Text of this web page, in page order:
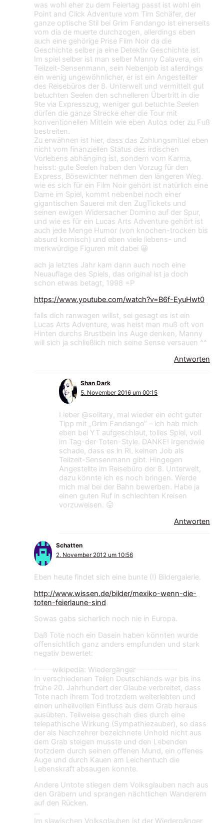
was wohl eher zu dem Feiertag passt ist wohl ein
Point and Click Adventure vom Tim Schäfer, der
ganze optische Stil bei Grim Fandango ist einerseits
vom dia de muerte durchzogen, allerdings eben
auch eine gehörige Prise Film Noir da die
Geschichte selber ja eine Detektiv Geschichte ist.
Im spiel selber ist man selber Manny Calavera, ein
Teilzeit-Sensenmann, sein Nebenjob ist allerdings
ein wenig ungewöhnlicher, er ist ein Angestellter
des Reisebüros der 8. Unterwelt und vermittelt gut
betuchten Seelen den schnelleren Übertritt in die
9te via Expresszug, weniger gut betuchte Seelen
dürfen die ganze Strecke eher die Tour mit
konventionellen Mitteln wie eben Autos oder zu Fuß
bestreiten.
Zu erwähnen ist hier, dass das Zahlungsmittel eben
nicht vom finanziellen Status des irdischen
Vorlebens abhänging ist, sondern vom Karma,
heisst: gute Seelen haben den Vorzug für den
Express, Bösewichter nehmen den längeren Weg.
wie es sich für ein Film Noir gehört ist natürlich eine
Dame im Spiel, kommt nebenbei noch einer
gigantischen Sauerei mit den ZugTickets und
seinen ewigen Widersacher Domino auf der Spur,
und wie es für ein Lucas Arts Adventure gehört ist
auch jede Menge Humor (von knochen-trocken bis
absurd komisch) und eben viele liebens- und
merkwürdige Figuren mit dabei 😀
ach ja letztes Jahr kam dann auch noch eine
Neuauflage des Spiels, das original ist ja doch
schon etwas betagt, 1998 =P
https://www.youtube.com/watch?v=B6f-EyuHwt0
falls dich ranwagen willst, sei gesagt es ist ein
Lucas Arts Adventure, was heist man muß oft von
Hinten durchs Brustbein ins Auge denken, Manny
will sich ja schließlich nich seine Sense versauen ^^
Antworten
Shan Dark
5. November 2016 um 00:15
Lieber @solitary, mal wieder ein echt guter
Tipp mit „Grim Fandango“ – ich hab mich
eben bei YT aufgeschlaut, tolles Spiel, voll
im Tag-der-Toten-Style. DANKE! Irgendwie
schade, dass es in RL keinen Job als
Teilzeit-Sensenmann gibt. Hingegen
Angestellte im Reisebüro der 8. Unterwelt,
dazu könnte ich es noch bringen. Werde
mich mal bei der Bahn bewerben. Habe ja
einen guten Ruf in schlechten Kreisen
vorzuweisen. 😛
Antworten
Schatten
2. November 2012 um 10:56
Eben heute findet sich eine bunte (!) Bildergalerie.
http://www.wissen.de/bilder/mexiko-wenn-die-
toten-feierlaune-sind
Sowas gabs sicherlich noch nie in Europa.
Daß Tote noch ein Dasein haben könnten wurde
offensichtlich ganz anders empfunden und stark
negativ bewertet:
——–wikipedia: Wiedergänger—————–
In verschiedenen Teilen Deutschlands war bis ins
frühe 20. Jahrhundert der Glaube verbreitet, dass
Tote nach ihrem Tod trotzdem weiterlebten und
einen unheilvollen Einfluss aus dem Grab heraus
ausübten. Teilweise geschah dies durch eine
telepathische Wirkung (Sympathiezauber), so dass
der als Nachzehrer bezeichnete Unhold nicht aus
dem Grab steigen musste und den Lebenden
trotzdem durch seinen offenen Mund, ein offenes
Auge und durch Kauen am Leichentuch die
Lebenskraft absaugen konnte.
Andere Untote stiegen dem Volksglauben nach aus
den Gräbern und sprangen nächtlichen Wanderern
auf den Rücken.
…
Im slawischen Volksglauben ist der Wiedergänger